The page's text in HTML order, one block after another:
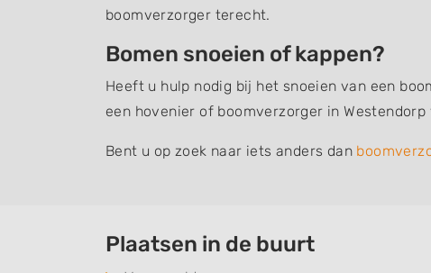
boomverzorger terecht.
Bomen snoeien of kappen?
Heeft u hulp nodig bij het snoeien van een
een hovenier of boomverzorger in
Bent u op zoek naar iets anders dan
Plaatsen in de buurt